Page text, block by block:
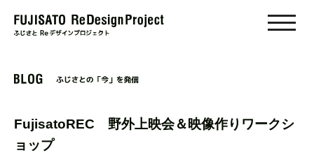
toggle
FujisatoREC 野外上映会＆映像作りワークシ
ョップ